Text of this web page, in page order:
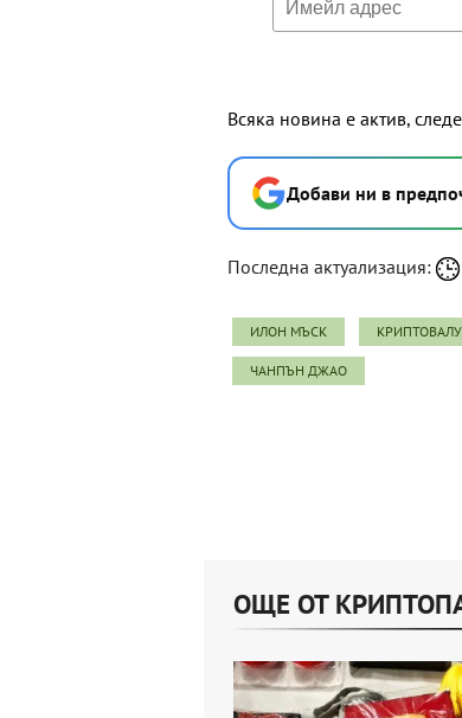
Всяка новина е актив,
Добави ни в
Последна актуализация:
ИЛОН МЪСК
ЧАНПЪН ДЖАО
ОЩЕ ОТ